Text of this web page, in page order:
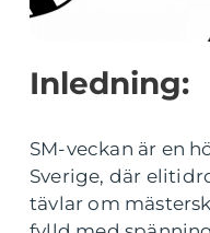
Inledning:
SM-veckan är en
Sverige, där
tävlar om